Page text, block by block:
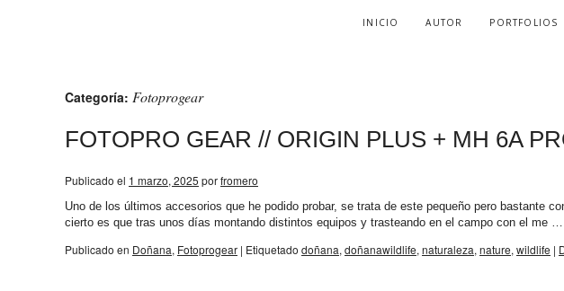
INICIO AUTOR PORTFOLIOS
Categoría: Fotoprogear
FOTOPRO GEAR // ORIGIN PLUS + MH 6A
Publicado el 1 marzo, 2025 porfromero
Uno de los últimos accesorios que he podido probar, se trata de este pequeño pero bastante
cierto es que tras unos días montando distintos equipos y trasteando en el campo con el me …
Publicado en Doñana, Fotoprogear | Etiquetado doñana, doñanawildlife, naturaleza, nature, wildlife |